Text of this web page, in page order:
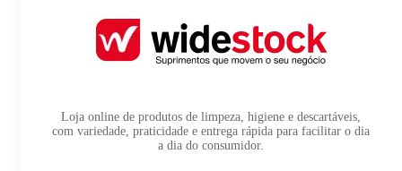
Loja online de produtos de limpeza, higiene e descartáveis,
com variedade, praticidade e entrega rápida para facilitar o dia
a dia do consumidor.